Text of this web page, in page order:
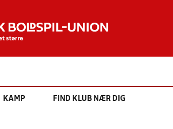
KAMP FIND KLUB NÆR DIG